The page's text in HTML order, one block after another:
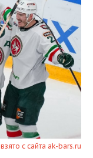
взято с сайта ak-bars.ru